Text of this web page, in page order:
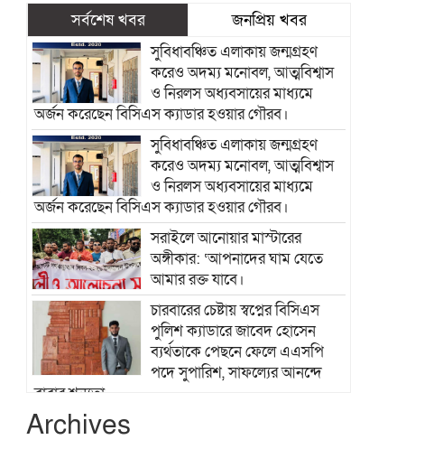
সর্বশেষ খবর জনপ্রিয় খবর
সুবিধাবঞ্চিত এলাকায় জন্মগ্রহণ
করেও অদম্য মনোবল, আত্মবিশ্বাস
ও নিরলস অধ্যবসায়ের মাধ্যমে
অর্জন করেছেন বিসিএস ক্যাডার হওয়ার গৌরব।
সুবিধাবঞ্চিত এলাকায় জন্মগ্রহণ
করেও অদম্য মনোবল, আত্মবিশ্বাস
ও নিরলস অধ্যবসায়ের মাধ্যমে
অর্জন করেছেন বিসিএস ক্যাডার হওয়ার গৌরব।
সরাইলে আনোয়ার মাস্টারের
অঙ্গীকার: ‘আপনাদের ঘাম যেতে
আমার রক্ত যাবে।
চারবারের চেষ্টায় স্বপ্নের বিসিএস
পুলিশ ক্যাডারে জাবেদ হোসেন
ব্যর্থতাকে পেছনে ফেলে এএসপি
পদে সুপারিশ, সাফল্যের আনন্দে
বাবার শূন্যতা
Archives